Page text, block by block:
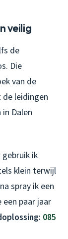
veilig
de
Die
van de
leidingen
Dalen
ik
klein terwijl
spray ik een
paar jaar
085